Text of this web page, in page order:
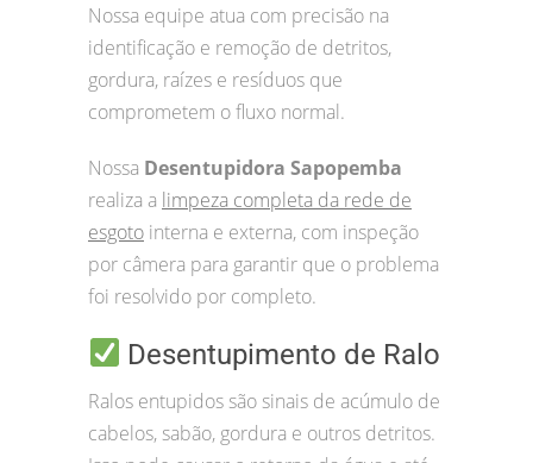
Nossa equipe atua com precisão na
identificação e remoção de detritos,
gordura, raízes e resíduos que
comprometem o fluxo normal.
Nossa Desentupidora Sapopemba
realiza a limpeza completa da rede de
esgoto interna e externa, com inspeção
por câmera para garantir que o problema
foi resolvido por completo.
Desentupimento de Ralo
Ralos entupidos são sinais de acúmulo de
cabelos, sabão, gordura e outros detritos.